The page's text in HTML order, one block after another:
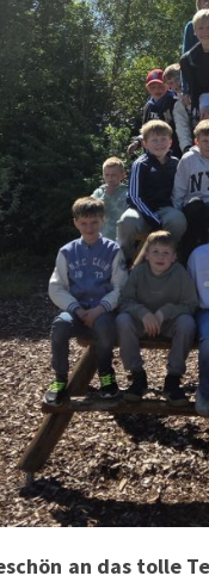
an das tolle